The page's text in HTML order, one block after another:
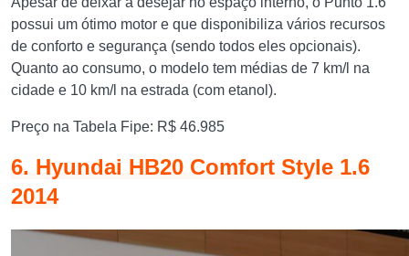
possui um ótimo motor e que disponibiliza vários recursos
de conforto e segurança (sendo todos eles opcionais).
Quanto ao consumo, o modelo tem médias de 7 km/l na
cidade e 10 km/l na estrada (com etanol).
Preço na Tabela Fipe: R$ 46.985
6. Hyundai HB20 Comfort Style 1.6
2014